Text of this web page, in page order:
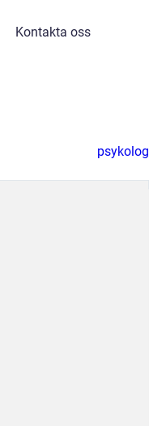
Kontakta oss
psykolog